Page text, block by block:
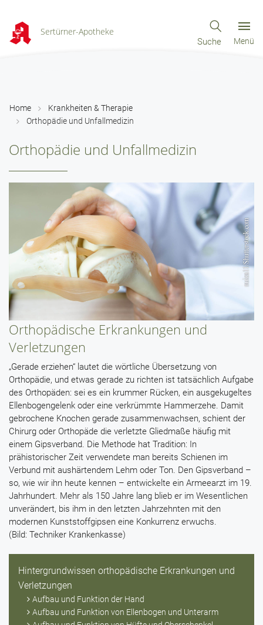
Sertürner-Apotheke
Suche Menü
Home
Krankheiten & Therapie
Orthopädie und Unfallmedizin
Orthopädie und Unfallmedizin
Orthopädische Erkrankungen und
Verletzungen
„Gerade erziehen“ lautet die wörtliche Übersetzung von
Orthopädie, und etwas gerade zu richten ist tatsächlich Aufgabe
des Orthopäden: sei es ein krummer Rücken, ein ausgekugeltes
Ellenbogengelenk oder eine verkrümmte Hammerzehe. Damit
gebrochene Knochen gerade zusammenwachsen, schient der
Chirurg oder Orthopäde die verletzte Gliedmaße häufig mit
einem Gipsverband. Die Methode hat Tradition: In
prähistorischer Zeit verwendete man bereits Schienen im
Verbund mit aushärtendem Lehm oder Ton. Den Gipsverband –
so, wie wir ihn heute kennen – entwickelte ein Armeearzt im 19.
Jahrhundert. Mehr als 150 Jahre lang blieb er im Wesentlichen
unverändert, bis ihm in den letzten Jahrzehnten mit den
modernen Kunststoffgipsen eine Konkurrenz erwuchs.
(Bild: Techniker Krankenkasse)
Hintergrundwissen orthopädische Erkrankungen und
Verletzungen
Aufbau und Funktion der Hand
Aufbau und Funktion von Ellenbogen und Unterarm